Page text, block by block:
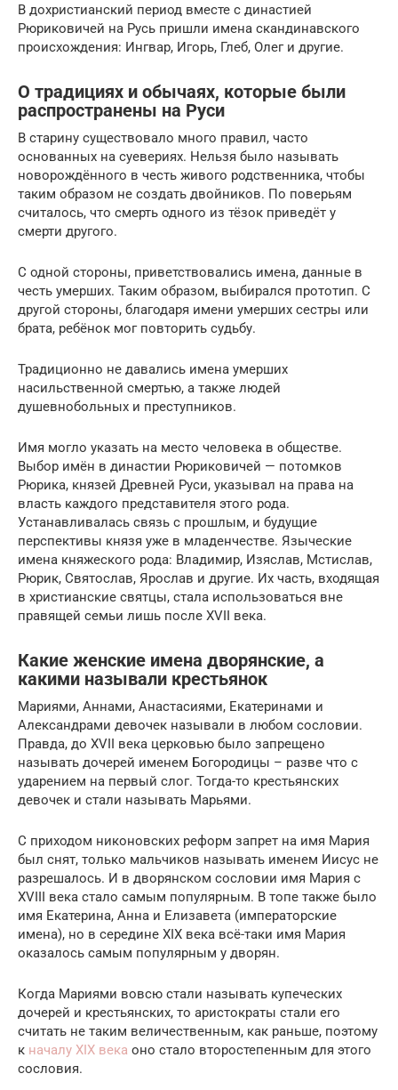
В дохристианский период вместе с династией
Рюриковичей на Русь пришли имена скандинавского
происхождения: Ингвар, Игорь, Глеб, Олег и другие.
О традициях и обычаях, которые были
распространены на Руси
В старину существовало много правил, часто
основанных на суевериях. Нельзя было называть
новорождённого в честь живого родственника, чтобы
таким образом не создать двойников. По поверьям
считалось, что смерть одного из тёзок приведёт у
смерти другого.
С одной стороны, приветствовались имена, данные в
честь умерших. Таким образом, выбирался прототип. С
другой стороны, благодаря имени умерших сестры или
брата, ребёнок мог повторить судьбу.
Традиционно не давались имена умерших
насильственной смертью, а также людей
душевнобольных и преступников.
Имя могло указать на место человека в обществе.
Выбор имён в династии Рюриковичей — потомков
Рюрика, князей Древней Руси, указывал на права на
власть каждого представителя этого рода.
Устанавливалась связь с прошлым, и будущие
перспективы князя уже в младенчестве. Языческие
имена княжеского рода: Владимир, Изяслав, Мстислав,
Рюрик, Святослав, Ярослав и другие. Их часть, входящая
в христианские святцы, стала использоваться вне
правящей семьи лишь после XVII века.
Какие женские имена дворянские, а
какими называли крестьянок
Мариями, Аннами, Анастасиями, Екатеринами и
Александрами девочек называли в любом сословии.
Правда, до XVII века церковью было запрещено
называть дочерей именем Богородицы – разве что с
ударением на первый слог. Тогда-то крестьянских
девочек и стали называть Марьями.
С приходом никоновских реформ запрет на имя Мария
был снят, только мальчиков называть именем Иисус не
разрешалось. И в дворянском сословии имя Мария с
XVIII века стало самым популярным. В топе также было
имя Екатерина, Анна и Елизавета (императорские
имена), но в середине XIX века всё-таки имя Мария
оказалось самым популярным у дворян.
Когда Мариями вовсю стали называть купеческих
дочерей и крестьянских, то аристократы стали его
считать не таким величественным, как раньше, поэтому
к началу XIX века оно стало второстепенным для этого
сословия.